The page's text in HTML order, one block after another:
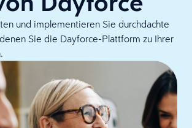
und implementieren Sie durchdachte
Sie die Dayforce-Plattform zu Ihrer